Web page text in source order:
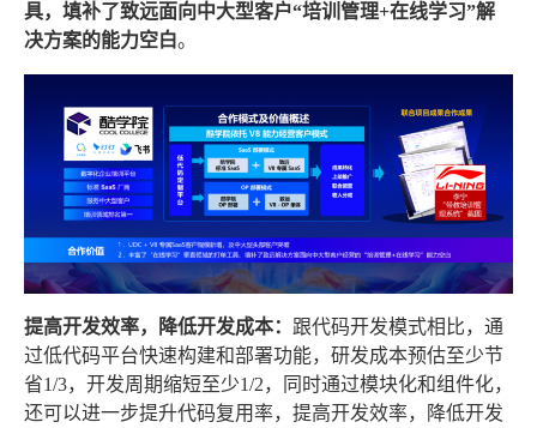
具，填补了致远面向中大型客户“培训管理+在线学习”解
决方案的能力空白。
提高开发效率，降低开发成本： 跟代码开发模式相比，通
过低代码平台快速构建和部署功能，研发成本预估至少节
省1/3，开发周期缩短至少1/2，同时通过模块化和组件化，
还可以进一步提升代码复用率，提高开发效率，降低开发